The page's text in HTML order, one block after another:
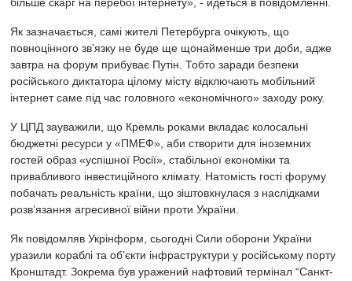
Як зазначається, самі жителі Петербурга очікують, що
повноцінного звʼязку не буде ще щонайменше три доби, адже
завтра на форум прибуває Путін. Тобто заради безпеки
російського диктатора цілому місту відключають мобільний
інтернет саме під час головного «економічного» заходу року.
У ЦПД зауважили, що Кремль роками вкладає колосальні
бюджетні ресурси у «ПМЕФ», аби створити для іноземних
гостей образ «успішної Росії», стабільної економіки та
привабливого інвестиційного клімату. Натомість гості форуму
побачать реальність країни, що зіштовхнулася з наслідками
розвʼязання агресивної війни проти України.
Як повідомляв Укрінформ, сьогодні Сили оборони України
уразили кораблі та об’єкти інфраструктури у російському порту
Кронштадт. Зокрема був уражений нафтовий термінал “Санкт-